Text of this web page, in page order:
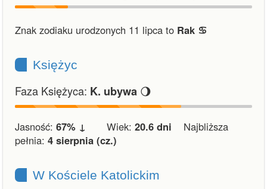
Znak zodiaku urodzonych 11 lipca to Rak ♋︎
Księżyc
Faza Księżyca: K. ubywa 🌖
Jasność: 67% ↓ Wiek: 20.6 dni Najbliższa
pełnia: 4 sierpnia (cz.)
W Kościele Katolickim